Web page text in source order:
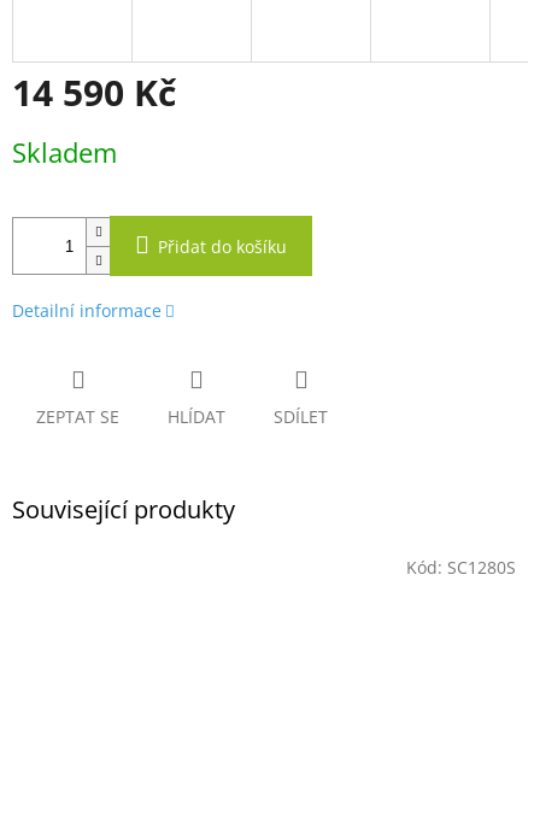
14 590 Kč
cena:
Skladem
Přidat do košíku
Detailní informace
ZEPTAT SE HLÍDAT SDÍLET
Související produkty
Kód: SC1280S